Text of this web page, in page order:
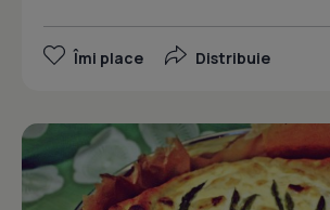
Îmi place Distribuie